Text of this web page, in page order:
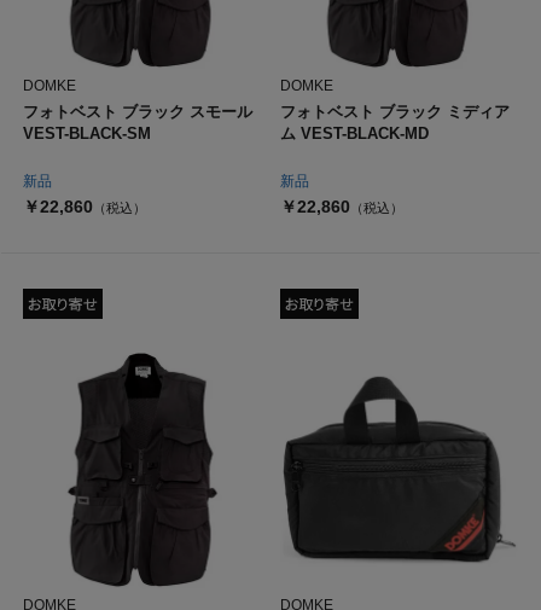
新品
DOMKE
フォトベスト ブラック スモール
VEST-BLACK-SM
￥22,860 （税込）
新品
DOMKE
フォトベスト ブラック ミディア
ム VEST-BLACK-MD
￥22,860 （税込）
DOMKE DOMKE